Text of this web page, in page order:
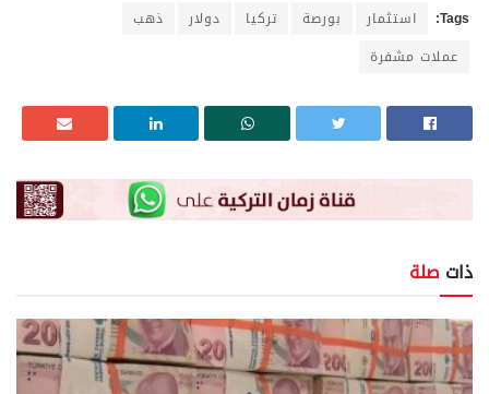
Tags: استثمار بورصة تركيا دولار
ذهب
عملات مشفرة
ذات صلة